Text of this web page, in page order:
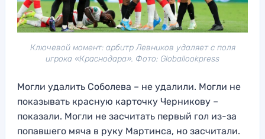
Ключевой момент: арбитр Левников удаляет с поля
игрока «Краснодара». Фото: Globallookpress
Могли удалить Соболева – не удалили. Могли не
показывать красную карточку Черникову –
показали. Могли не засчитать первый гол из-за
попавшего мяча в руку Мартинса, но засчитали.